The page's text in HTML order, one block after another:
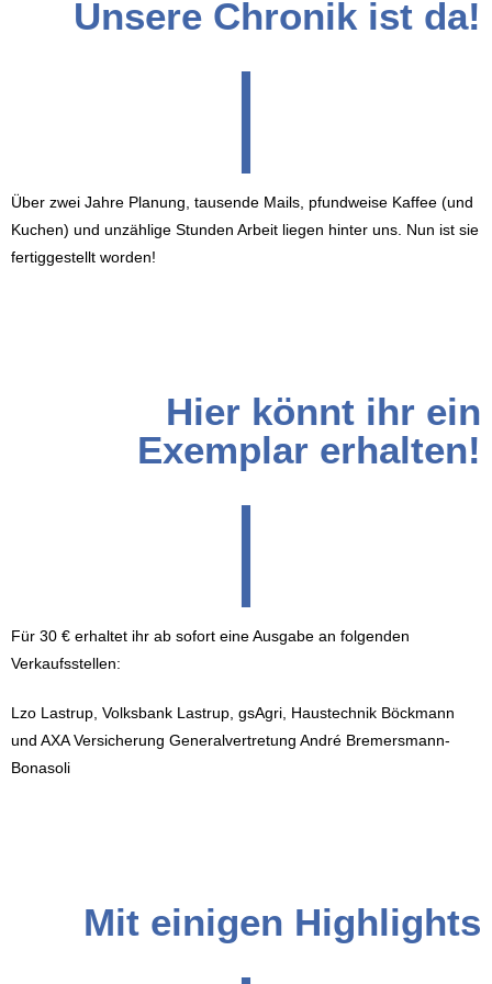
Unsere Chronik ist da!
|
Über zwei Jahre Planung, tausende Mails, pfundweise Kaffee (und
Kuchen) und unzählige Stunden Arbeit liegen hinter uns. Nun ist sie
fertiggestellt worden!
Hier könnt ihr ein
Exemplar erhalten!
|
Für 30 € erhaltet ihr ab sofort eine Ausgabe an folgenden
Verkaufsstellen:
Lzo Lastrup, Volksbank Lastrup, gsAgri, Haustechnik Böckmann
und AXA Versicherung Generalvertretung André Bremersmann-
Bonasoli
Mit einigen Highlights